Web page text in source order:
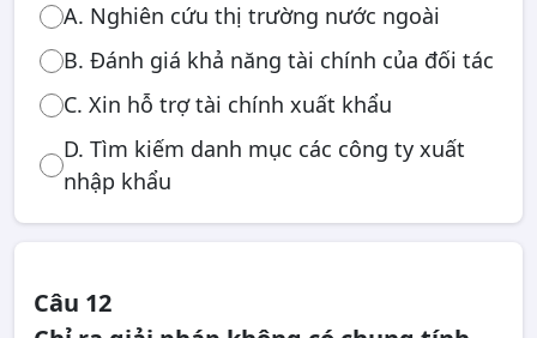
A. Nghiên cứu thị trường nước ngoài
B. Đánh giá khả năng tài chính của đối tác
C. Xin hỗ trợ tài chính xuất khẩu
D. Tìm kiếm danh mục các công ty xuất
nhập khẩu
Câu 12